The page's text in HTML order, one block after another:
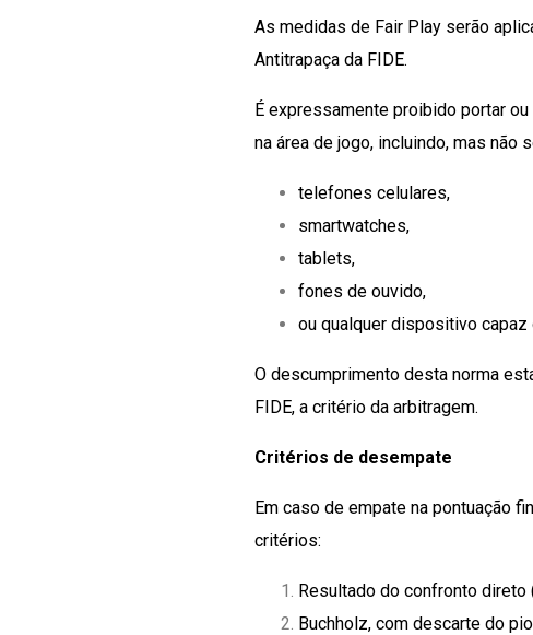
As medidas de Fair Play serão
Antitrapaça da FIDE.
É expressamente proibido portar
na área de jogo, incluindo, mas não
telefones celulares,
smartwatches,
tablets,
fones de ouvido,
ou qualquer dispositivo capaz
O descumprimento desta norma
FIDE, a critério da arbitragem.
Critérios de desempate
Em caso de empate na pontuação
critérios:
Resultado do confronto direto
Buchholz, com descarte do